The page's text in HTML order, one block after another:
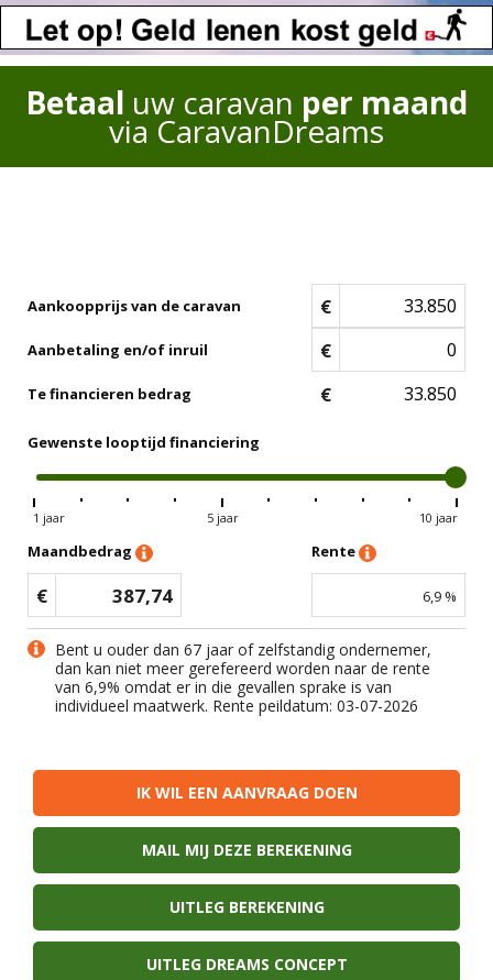
Betaal uw caravan per maand
via CaravanDreams
Aankoopprijs van de caravan €
Aanbetaling en/of inruil €
Te financieren bedrag €
Gewenste looptijd financiering
1 jaar 5 jaar 10 jaar
Maandbedrag
€ 387,74
Rente
6,9 %
Bent u ouder dan 67 jaar of zelfstandig ondernemer,
dan kan niet meer gerefereerd worden naar de rente
van 6,9% omdat er in die gevallen sprake is van
individueel maatwerk. Rente peildatum: 03-07-2026
IK WIL EEN AANVRAAG DOEN
MAIL MIJ DEZE BEREKENING
UITLEG BEREKENING
UITLEG DREAMS CONCEPT